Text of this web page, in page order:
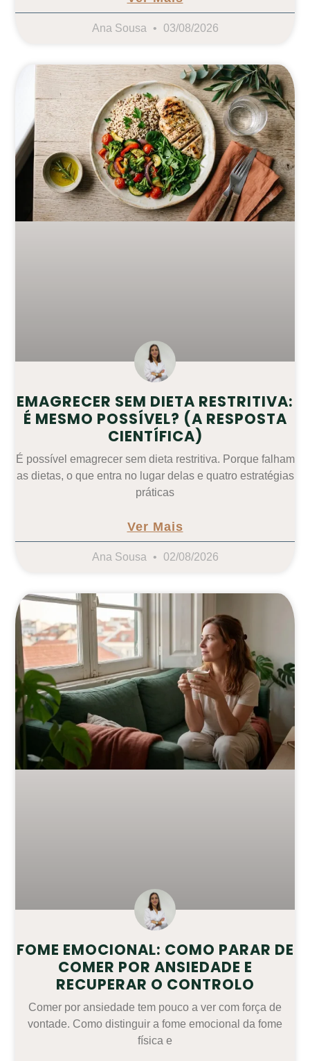
Ana Sousa 03/08/2026
EMAGRECER SEM DIETA RESTRITIVA:
É MESMO POSSÍVEL? (A RESPOSTA
CIENTÍFICA)
É possível emagrecer sem dieta restritiva. Porque falham
as dietas, o que entra no lugar delas e quatro estratégias
práticas
Ver Mais
Ana Sousa 02/08/2026
FOME EMOCIONAL: COMO PARAR DE
COMER POR ANSIEDADE E
RECUPERAR O CONTROLO
Comer por ansiedade tem pouco a ver com força de
vontade. Como distinguir a fome emocional da fome
física e